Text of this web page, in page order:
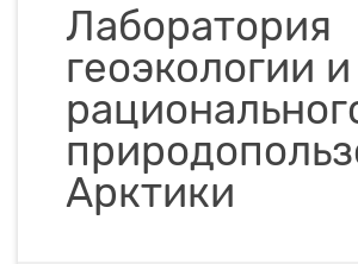
Лаборатория
геоэкологии и
Арктики